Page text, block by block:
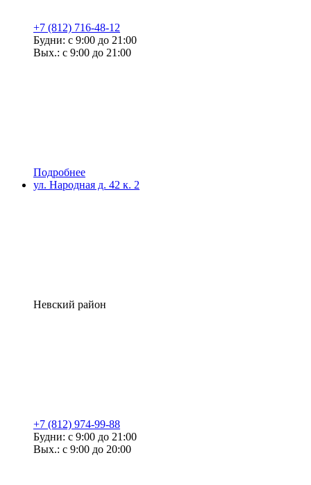
+7 (812) 716-48-12
Будни: с 9:00 до 21:00
Вых.: с 9:00 до 21:00
Подробнее
ул. Народная д. 42 к. 2
Невский район
+7 (812) 974-99-88
Будни: с 9:00 до 21:00
Вых.: с 9:00 до 20:00